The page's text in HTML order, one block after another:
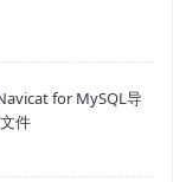
for MySQL导
件